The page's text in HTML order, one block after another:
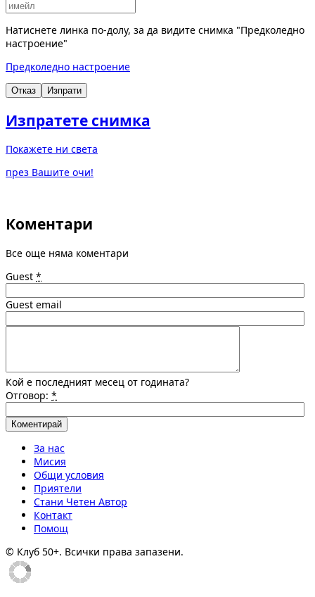
Натиснете линка по-долу, за да видите снимка "Предколедно
настроение"
Предколедно настроение
Отказ Изпрати
Изпратете снимка
Покажете ни света
през Вашите очи!
Коментари
Все още няма коментари
Guest *
Guest email
Кой е последният месец от годината?
Отговор: *
За нас
Мисия
Общи условия
Приятели
Стани Четен Автор
Контакт
Помощ
© Клуб 50+. Всички права запазени.